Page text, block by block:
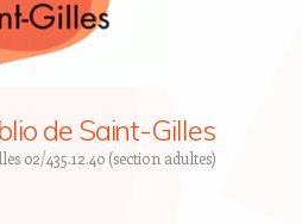
de Saint-Gilles
02/435.12.40 (section adultes)